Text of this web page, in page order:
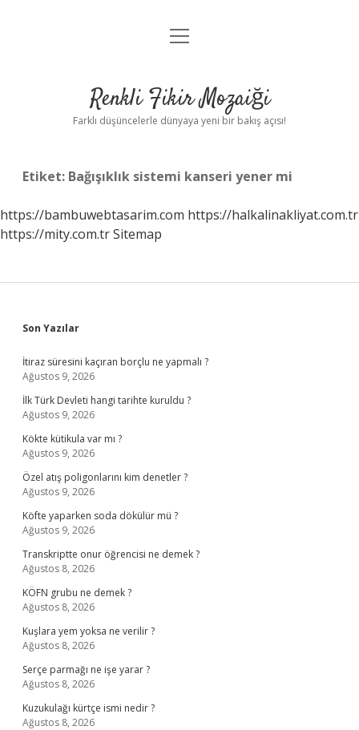
Anasayfa
Yasal Uyarı
menüyü
Renkli Fikir Mozaiği
Farklı düşüncelerle dünyaya yeni bir bakış açısı!
Etiket: Bağışıklık sistemi kanseri yener mi
https://bambuwebtasarim.com https://halkalinakliyat.com.tr
https://mity.com.trSitemap
Sidebar
Son Yazılar
İtiraz süresini kaçıran borçlu ne yapmalı ?
Ağustos 9, 2026
İlk Türk Devleti hangi tarihte kuruldu ?
Ağustos 9, 2026
Kökte kütikula var mı ?
Ağustos 9, 2026
Özel atış poligonlarını kim denetler ?
Ağustos 9, 2026
Köfte yaparken soda dökülür mü ?
Ağustos 9, 2026
Transkriptte onur öğrencisi ne demek ?
Ağustos 8, 2026
KÖFN grubu ne demek ?
Ağustos 8, 2026
Kuşlara yem yoksa ne verilir ?
Ağustos 8, 2026
Serçe parmağı ne işe yarar ?
Ağustos 8, 2026
Kuzukulağı kürtçe ismi nedir ?
Ağustos 8, 2026